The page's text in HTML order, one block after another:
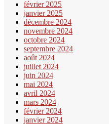
février 2025
janvier 2025
décembre 2024
novembre 2024
octobre 2024
septembre 2024
août 2024
juillet 2024
juin 2024
mai 2024
avril 2024
mars 2024
février 2024
janvier 2024